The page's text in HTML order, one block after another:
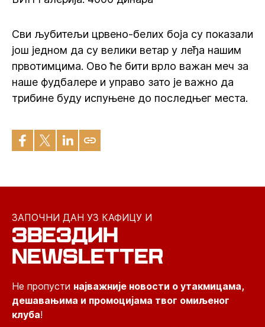
Сви љубитељи црвено-белих боја су показали
још једном да су велики ветар у леђа нашим
првотимцима. Ово ће бити врло важан меч за
наше фудбалере и управо зато је важно да
трибине буду испуњене до последњег места.
ЗАПОЧНИ ДАН УЗ КАФИЦУ И
ЗВЕЗДИН
NEWSLETTER
Не пропусти најважније новости о утакмицама,
дешавањима и промоцијама твог омиљеног
клуба!